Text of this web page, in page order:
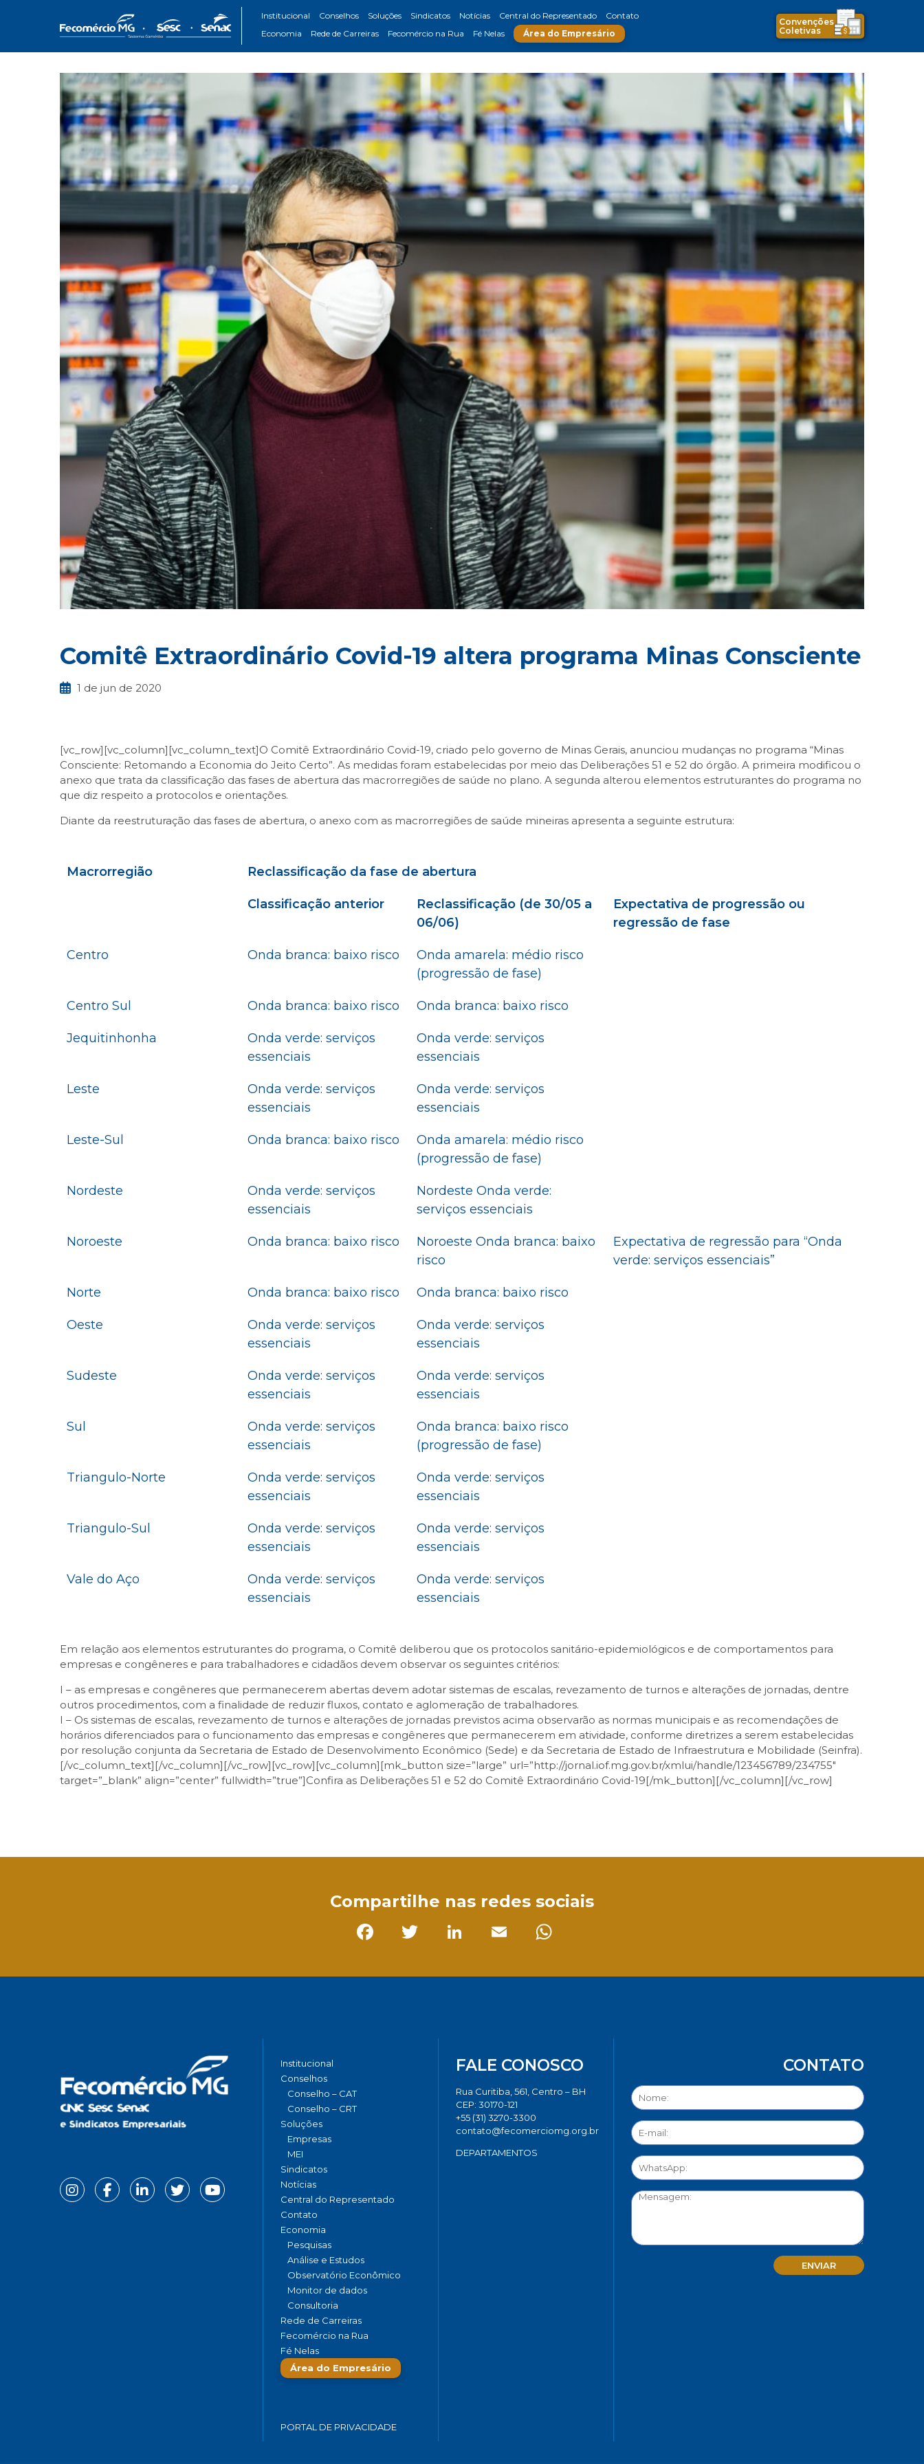
Institucional Conselhos Soluções Sindicatos Notícias Central do Representado
Contato
Economia
Rede de Carreiras Fecomércio na Rua Fé Nelas Área do Empresário
Convenções
Coletivas
Comitê Extraordinário Covid-19 altera programa Minas Consciente
1 de jun de 2020
[vc_row][vc_column][vc_column_text]O Comitê Extraordinário Covid-19, criado pelo governo de Minas Gerais, anunciou mudanças no programa “Minas
Consciente: Retomando a Economia do Jeito Certo”. As medidas foram estabelecidas por meio das Deliberações 51 e 52 do órgão. A primeira modificou o
anexo que trata da classificação das fases de abertura das macrorregiões de saúde no plano. A segunda alterou elementos estruturantes do programa no
que diz respeito a protocolos e orientações.
Diante da reestruturação das fases de abertura, o anexo com as macrorregiões de saúde mineiras apresenta a seguinte estrutura:
Macrorregião Reclassificação da fase de abertura
Classificação anterior
Reclassificação (de 30/05 a
06/06)
Expectativa de progressão ou
regressão de fase
Centro Onda branca: baixo risco
Onda amarela: médio risco
(progressão de fase)
Centro Sul Onda branca: baixo risco Onda branca: baixo risco
Jequitinhonha
Onda verde: serviços
essenciais
Onda verde: serviços
essenciais
Leste
Onda verde: serviços
essenciais
Onda verde: serviços
essenciais
Leste-Sul Onda branca: baixo risco
Onda amarela: médio risco
(progressão de fase)
Nordeste
Onda verde: serviços
essenciais
Nordeste Onda verde:
serviços essenciais
Noroeste Onda branca: baixo risco
Noroeste Onda branca: baixo
risco
Expectativa de regressão para “Onda
verde: serviços essenciais”
Norte Onda branca: baixo risco Onda branca: baixo risco
Oeste
Onda verde: serviços
essenciais
Onda verde: serviços
essenciais
Sudeste
Onda verde: serviços
essenciais
Onda verde: serviços
essenciais
Sul
Onda verde: serviços
essenciais
Onda branca: baixo risco
(progressão de fase)
Triangulo-Norte
Onda verde: serviços
essenciais
Onda verde: serviços
essenciais
Triangulo-Sul
Onda verde: serviços
essenciais
Onda verde: serviços
essenciais
Vale do Aço
Onda verde: serviços
essenciais
Onda verde: serviços
essenciais
Em relação aos elementos estruturantes do programa, o Comitê deliberou que os protocolos sanitário-epidemiológicos e de comportamentos para
empresas e congêneres e para trabalhadores e cidadãos devem observar os seguintes critérios:
I – as empresas e congêneres que permanecerem abertas devem adotar sistemas de escalas, revezamento de turnos e alterações de jornadas, dentre
outros procedimentos, com a finalidade de reduzir fluxos, contato e aglomeração de trabalhadores.
I – Os sistemas de escalas, revezamento de turnos e alterações de jornadas previstos acima observarão as normas municipais e as recomendações de
horários diferenciados para o funcionamento das empresas e congêneres que permanecerem em atividade, conforme diretrizes a serem estabelecidas
por resolução conjunta da Secretaria de Estado de Desenvolvimento Econômico (Sede) e da Secretaria de Estado de Infraestrutura e Mobilidade (Seinfra).
[/vc_column_text][/vc_column][/vc_row][vc_row][vc_column][mk_button size=”large” url=”http://jornal.iof.mg.gov.br/xmlui/handle/123456789/234755″
target=”_blank” align=”center” fullwidth=”true”]Confira as Deliberações 51 e 52 do Comitê Extraordinário Covid-19[/mk_button][/vc_column][/vc_row]
Compartilhe nas redes sociais
Institucional
Conselhos
Conselho – CAT
Conselho – CRT
Soluções
Empresas
MEI
Sindicatos
Notícias
Central do Representado
Contato
Economia
Pesquisas
Análise e Estudos
Observatório Econômico
Monitor de dados
Consultoria
Rede de Carreiras
Fecomércio na Rua
Fé Nelas
Área do Empresário
PORTAL DE PRIVACIDADE
FALE CONOSCO
Rua Curitiba, 561, Centro – BH
CEP: 30170-121
+55 (31) 3270-3300
contato@fecomerciomg.org.br
DEPARTAMENTOS
CONTATO